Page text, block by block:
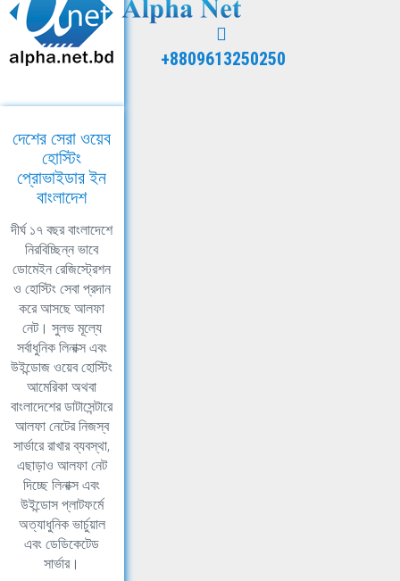
+8809613250250
দেশের সেরা ওয়েব
হোস্টিং
প্রোভাইডার ইন
বাংলাদেশ
দীর্ঘ ১৭ বছর বাংলাদেশে
নিরবিচ্ছিন্ন ভাবে
ডোমেইন রেজিস্ট্রেশন
ও হোস্টিং সেবা প্রদান
করে আসছে আলফা
নেট। সুলভ মূল্যে
সর্বাধুনিক লিনাক্স এবং
উইন্ডোজ ওয়েব হোস্টিং
আমেরিকা অথবা
বাংলাদেশের ডাটাসেন্টারে
আলফা নেটের নিজস্ব
সার্ভারে রাখার ব্যবস্থা,
এছাড়াও আলফা নেট
দিচ্ছে লিনাক্স এবং
উইন্ডোস প্লাটফর্মে
অত্যাধুনিক ভার্চুয়াল
এবং ডেডিকেটেড
সার্ভার।